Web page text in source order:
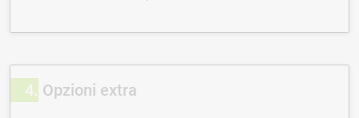
4 Opzioni extra